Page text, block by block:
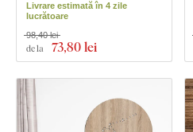
Livrare estimată în 4 zile
lucrătoare
de la 73,80 lei
98,40 lei